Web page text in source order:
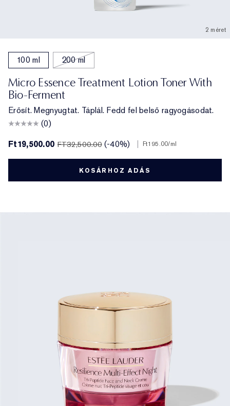
2 méret
100 ml 200 ml
Micro Essence Treatment Lotion Toner With
Bio-Ferment
Erősít. Megnyugtat. Táplál. Fedd fel belső ragyogásodat.
(0)
Ft19,500.00FT32,500.00 (-40%) Ft195.00/ml
KOSÁRHOZ ADÁS